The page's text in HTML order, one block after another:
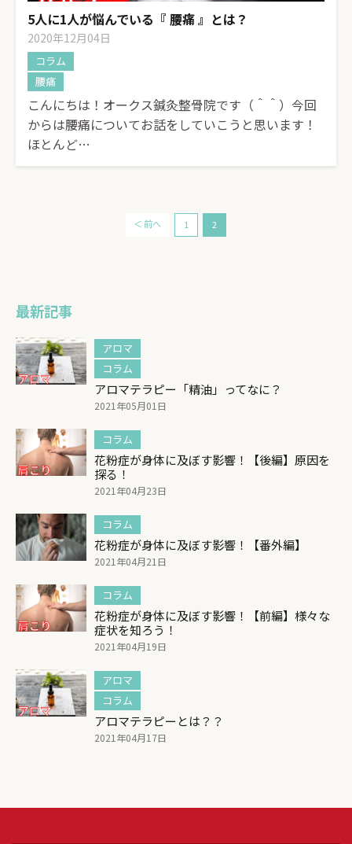
5人に1人が悩んでいる『 腰痛 』とは？
2020年12月04日
コラム
腰痛
こんにちは！オークス鍼灸整骨院です（＾＾）今回
からは腰痛についてお話をしていこうと思います！
ほとんど…
＜ 前へ 1 2
最新記事
アロマ
コラム
アロマテラピー「精油」ってなに？
2021年05月01日
コラム
花粉症が身体に及ぼす影響！【後編】原因を
探る！
2021年04月23日
コラム
花粉症が身体に及ぼす影響！【番外編】
2021年04月21日
コラム
花粉症が身体に及ぼす影響！【前編】様々な
症状を知ろう！
2021年04月19日
アロマ
コラム
アロマテラピーとは？？
2021年04月17日